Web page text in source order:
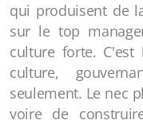
qui produisent de
sur le top
culture forte. C'est
culture,
seulement. Le nec
voire de